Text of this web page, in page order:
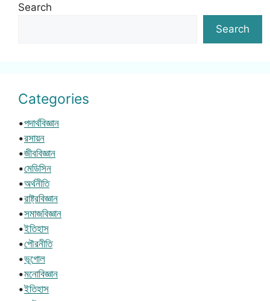
Search
Search
Categories
•পদার্থবিজ্ঞান
•রসায়ন
•জীববিজ্ঞান
•মেডিসিন
•অর্থনীতি
•রাষ্ট্রবিজ্ঞান
•সমাজবিজ্ঞান
•ইতিহাস
•পৌরনীতি
•ভূগোল
•মনোবিজ্ঞান
•ইতিহাস